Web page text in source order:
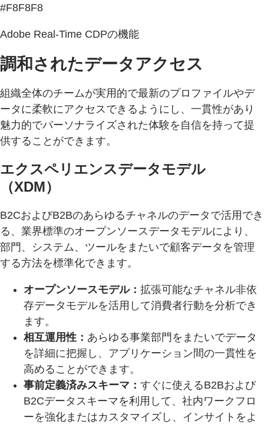
#F8F8F8
Adobe Real-Time CDPの機能
調和されたデータアクセス
組織全体のチームが実用的で最新のプロファイルやデ
ータに柔軟にアクセスできるようにし、一貫性があり
魅力的でパーソナライズされた体験を自信を持って提
供することができます。
エクスペリエンスデータモデル
（XDM）
B2CおよびB2Bのあらゆるチャネルのデータで活用でき
る、業界標準のオープンソースデータモデルにより、
部門、システム、ツールをまたいで顧客データを管理
する方法を標準化できます。
オープンソースモデル： 拡張可能なチャネル非依
存データモデルを活用して消費者行動を分析でき
ます。
相互運用性： あらゆる事業部門をまたいでデータ
を詳細に把握し、アプリケーション間の一貫性を
高めることができます。
事前定義済みスキーマ： すぐに使えるB2Bおよび
B2Cデータスキーマを利用して、社内ワークフロ
ーを強化またはカスタマイズし、インサイトをよ